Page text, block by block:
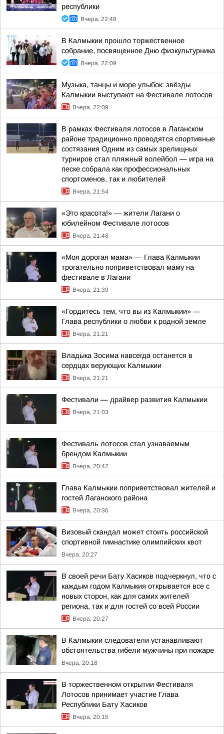
республики
Вчера, 22:48
В Калмыкии прошло торжественное
собрание, посвященное Дню физкультурника
Вчера, 22:09
Музыка, танцы и море улыбок: звёзды
Калмыкии выступают на Фестивале лотосов
Вчера, 22:09
В рамках Фестиваля лотосов в Лаганском
районе традиционно проводятся спортивные
состязания Одним из самых зрелищных
турниров стал пляжный волейбол — игра на
песке собрала как профессиональных
спортсменов, так и любителей
Вчера, 21:54
«Это красота!» — жители Лагани о
юбилейном Фестивале лотосов
Вчера, 21:48
«Моя дорогая мама» — Глава Калмыкии
трогательно поприветствовал маму на
фестивале в Лагани
Вчера, 21:39
«Гордитесь тем, что вы из Калмыкии» —
Глава республики о любви к родной земле
Вчера, 21:21
Владыка Зосима навсегда останется в
сердцах верующих Калмыкии
Вчера, 21:21
Фестивали — драйвер развития Калмыкии
Вчера, 21:03
Фестиваль лотосов стал узнаваемым
брендом Калмыкии
Вчера, 20:42
Глава Калмыкии поприветствовал жителей и
гостей Лаганского района
Вчера, 20:36
Визовый скандал может стоить российской
спортивной гимнастике олимпийских квот
Вчера, 20:27
В своей речи Бату Хасиков подчеркнул, что с
каждым годом Калмыкия открывается все с
новых сторон, как для самих жителей
региона, так и для гостей со всей России
Вчера, 20:27
В Калмыкии следователи устанавливают
обстоятельства гибели мужчины при пожаре
Вчера, 20:18
В торжественном открытии Фестиваля
Лотосов принимает участие Глава
Республики Бату Хасиков
Вчера, 20:15